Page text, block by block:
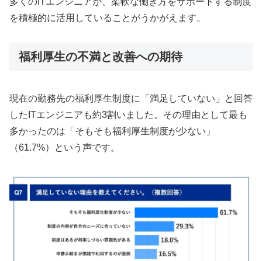
を積極的に活用していることがうかがえます。
福利厚生の不満と改善への期待
現在の勤務先の福利厚生制度に「満足していない」と回答
したITエンジニアも約3割いました。その理由として最も
多かったのは「そもそも福利厚生制度が少ない」
（61.7%）という声です。